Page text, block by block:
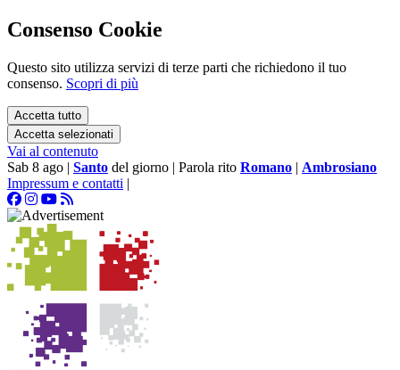
Consenso Cookie
Questo sito utilizza servizi di terze parti che richiedono il tuo
consenso. Scopri di più
Accetta tutto
Accetta selezionati
Vai al contenuto
Sab 8 ago | Santo del giorno | Parola rito Romano | Ambrosiano
Impressum e contatti |